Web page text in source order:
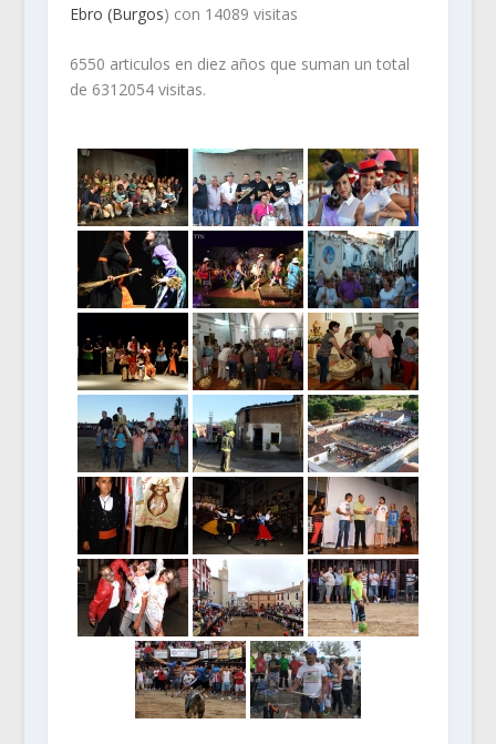
Ebro (Burgos) con 14089 visitas
6550 articulos en diez años que suman un total
de 6312054 visitas.